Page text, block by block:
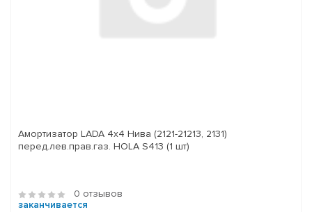
Амортизатор LADA 4x4 Нива (2121-21213, 2131)
перед.лев.прав.газ. HOLA S413 (1 шт)
0 отзывов
заканчивается